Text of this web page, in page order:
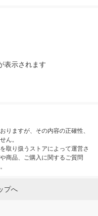
表示されます
りますが、その内容の正確性、
ん。
取り扱うストアによって運営さ
商品、ご購入に関するご質問
プへ